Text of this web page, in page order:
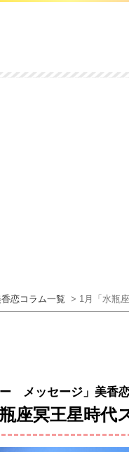
恋コラム一覧 > 1月「水瓶
ー メッセージ」美香
座冥王星時代